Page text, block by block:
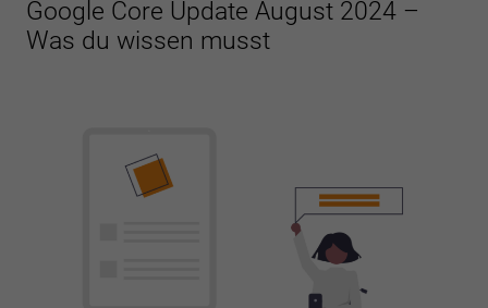
Google Core Update August 2024 –
Was du wissen musst